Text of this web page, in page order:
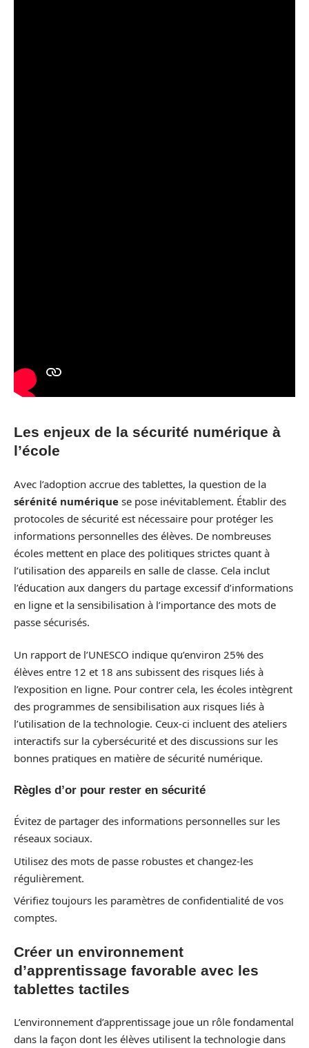
Les enjeux de la sécurité numérique à
l’école
Avec l’adoption accrue des tablettes, la question de la
sérénité numérique se pose inévitablement. Établir des
protocoles de sécurité est nécessaire pour protéger les
informations personnelles des élèves. De nombreuses
écoles mettent en place des politiques strictes quant à
l’utilisation des appareils en salle de classe. Cela inclut
l’éducation aux dangers du partage excessif d’informations
en ligne et la sensibilisation à l’importance des mots de
passe sécurisés.
Un rapport de l’UNESCO indique qu’environ 25% des
élèves entre 12 et 18 ans subissent des risques liés à
l’exposition en ligne. Pour contrer cela, les écoles intègrent
des programmes de sensibilisation aux risques liés à
l’utilisation de la technologie. Ceux-ci incluent des ateliers
interactifs sur la cybersécurité et des discussions sur les
bonnes pratiques en matière de sécurité numérique.
Règles d’or pour rester en sécurité
Évitez de partager des informations personnelles sur les
réseaux sociaux.
Utilisez des mots de passe robustes et changez-les
régulièrement.
Vérifiez toujours les paramètres de confidentialité de vos
comptes.
Créer un environnement
d’apprentissage favorable avec les
tablettes tactiles
L’environnement d’apprentissage joue un rôle fondamental
dans la façon dont les élèves utilisent la technologie dans